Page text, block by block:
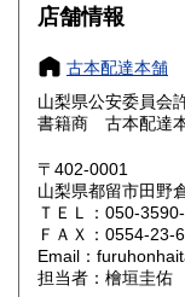
大阪府
奈良県
鳥取県
岡山県
山口県
香川県
店舗情報
古本配達本舗
山梨県公安委員
書籍商 古本配達
〒402-0001
山梨県都留市田野
ＴＥＬ：050-
ＦＡＸ：0554-23-
Email：
担当者：檜垣圭佑